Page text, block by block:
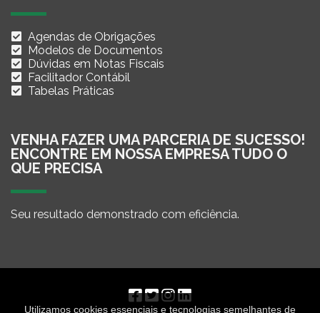
Utilizamos cookies essenciais e tecnologias semelhantes de
Agendas de Obrigações
Modelos de Documentos
Dúvidas em Notas Fiscais
Facilitador Contábil
Tabelas Práticas
VENHA FAZER UMA PARCERIA DE SUCESSO!
ENCONTRE EM NOSSA EMPRESA TUDO O
QUE PRECISA
Seu resultado demonstrado com eficiência.